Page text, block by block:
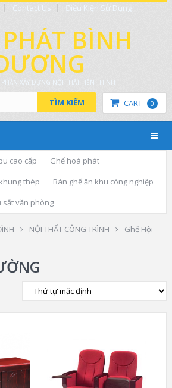
Contact Us Điều Kiện Sử Dụng
BÌNH
XÂY DỰNG NỘI THẤT TIẾN THỊNH
CART 0
TÌM KIẾM
cao cấp
Ghế hoà phát
thép
Bàn ghế ăn khu công nghiệp
sắt văn phòng
NỘI THẤT CÔNG TRÌNH
Ghế Hội